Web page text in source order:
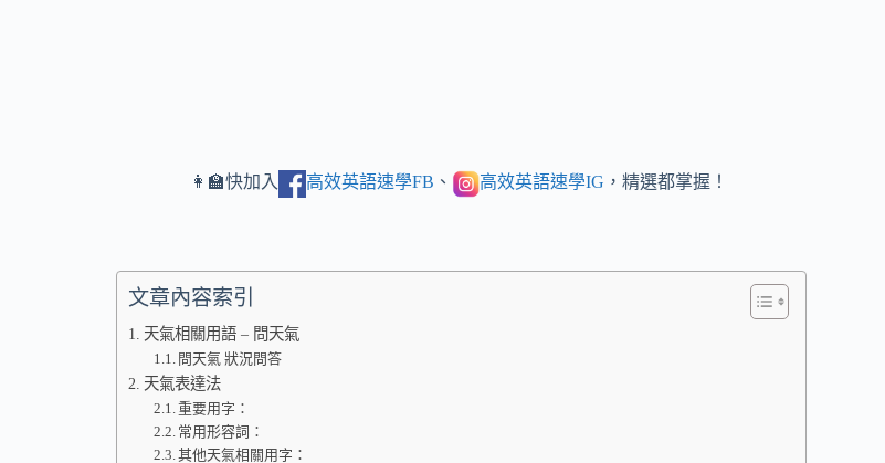
👩‍🏫快加入 高效英語速學FB 、 高效英語速學IG ，精選都掌握！
文章內容索引
天氣相關用語 – 問天氣
問天氣 狀況問答
天氣表達法
重要用字：
常用形容詞：
其他天氣相關用字：